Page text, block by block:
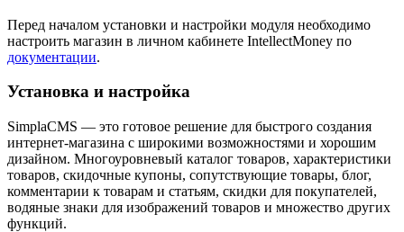
Перед началом установки и настройки модуля необходимо
настроить магазин в личном кабинете IntellectMoney по
документации.
Установка и настройка
SimplaCMS — это готовое решение для быстрого создания
интернет-магазина с широкими возможностями и хорошим
дизайном. Многоуровневый каталог товаров, характеристики
товаров, скидочные купоны, сопутствующие товары, блог,
комментарии к товарам и статьям, скидки для покупателей,
водяные знаки для изображений товаров и множество других
функций.